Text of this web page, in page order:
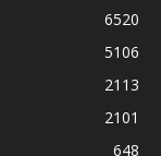
6520
5106
2113
2101
648